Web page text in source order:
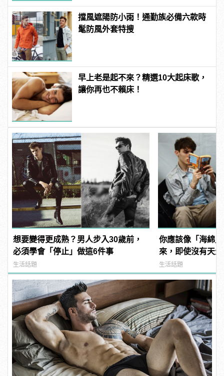
擋風遮陽防小雨！通勤族必備六款時
髦防風外套特搜
早上老是起不來？精選10大起床歌，
讓你再也不賴床！
想要變得更成熟？男人步入30歲前，
必須學會「停止」做這6件事
生活話題
你應該像「海綿
來，即使沒有天
升學習力！
生活話題